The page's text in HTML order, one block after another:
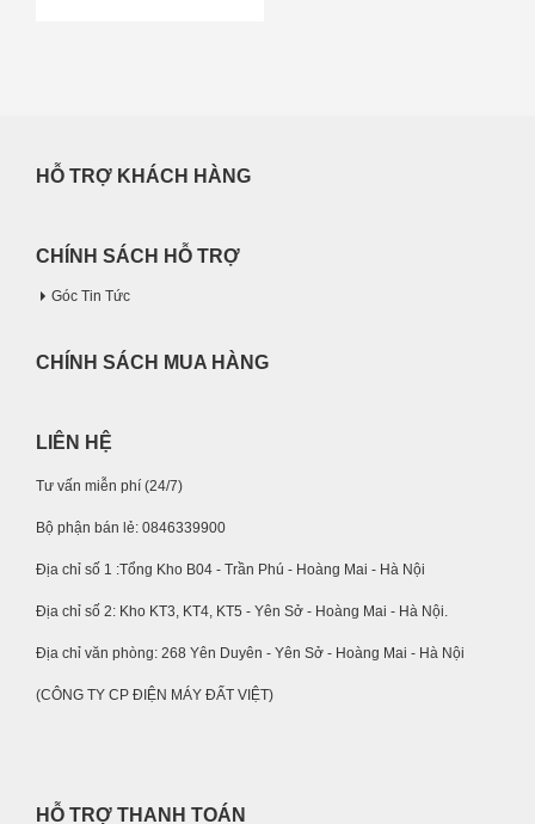
HỖ TRỢ KHÁCH HÀNG
CHÍNH SÁCH HỖ TRỢ
Góc Tin Tức
CHÍNH SÁCH MUA HÀNG
LIÊN HỆ
Tư vấn miễn phí (24/7)
Bộ phận bán lẻ: 0846339900
Địa chỉ số 1 :Tổng Kho B04 - Trần Phú - Hoàng Mai - Hà Nội
Địa chỉ số 2: Kho KT3, KT4, KT5 - Yên Sở - Hoàng Mai - Hà Nội.
Địa chỉ văn phòng: 268 Yên Duyên - Yên Sở - Hoàng Mai - Hà Nội
(CÔNG TY CP ĐIỆN MÁY ĐẤT VIỆT)
HỖ TRỢ THANH TOÁN